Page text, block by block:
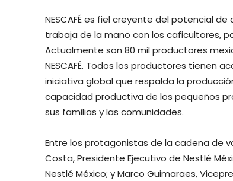
NESCAFÉ es fiel creyente del potencial
trabaja de la mano con los caficultores,
Actualmente son 80 mil productores
NESCAFÉ. Todos los productores tienen
iniciativa global que respalda la
capacidad productiva de los pequeños
sus familias y las comunidades.
Entre los protagonistas de la cadena de
Costa, Presidente Ejecutivo de Nestlé
Nestlé México; y Marco Guimaraes,